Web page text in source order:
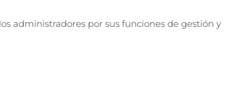
administradores por sus funciones de gestión y